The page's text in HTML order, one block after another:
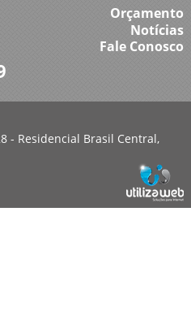
Orçamento
Notícias
Fale Conosco
- Residencial Brasil Central,